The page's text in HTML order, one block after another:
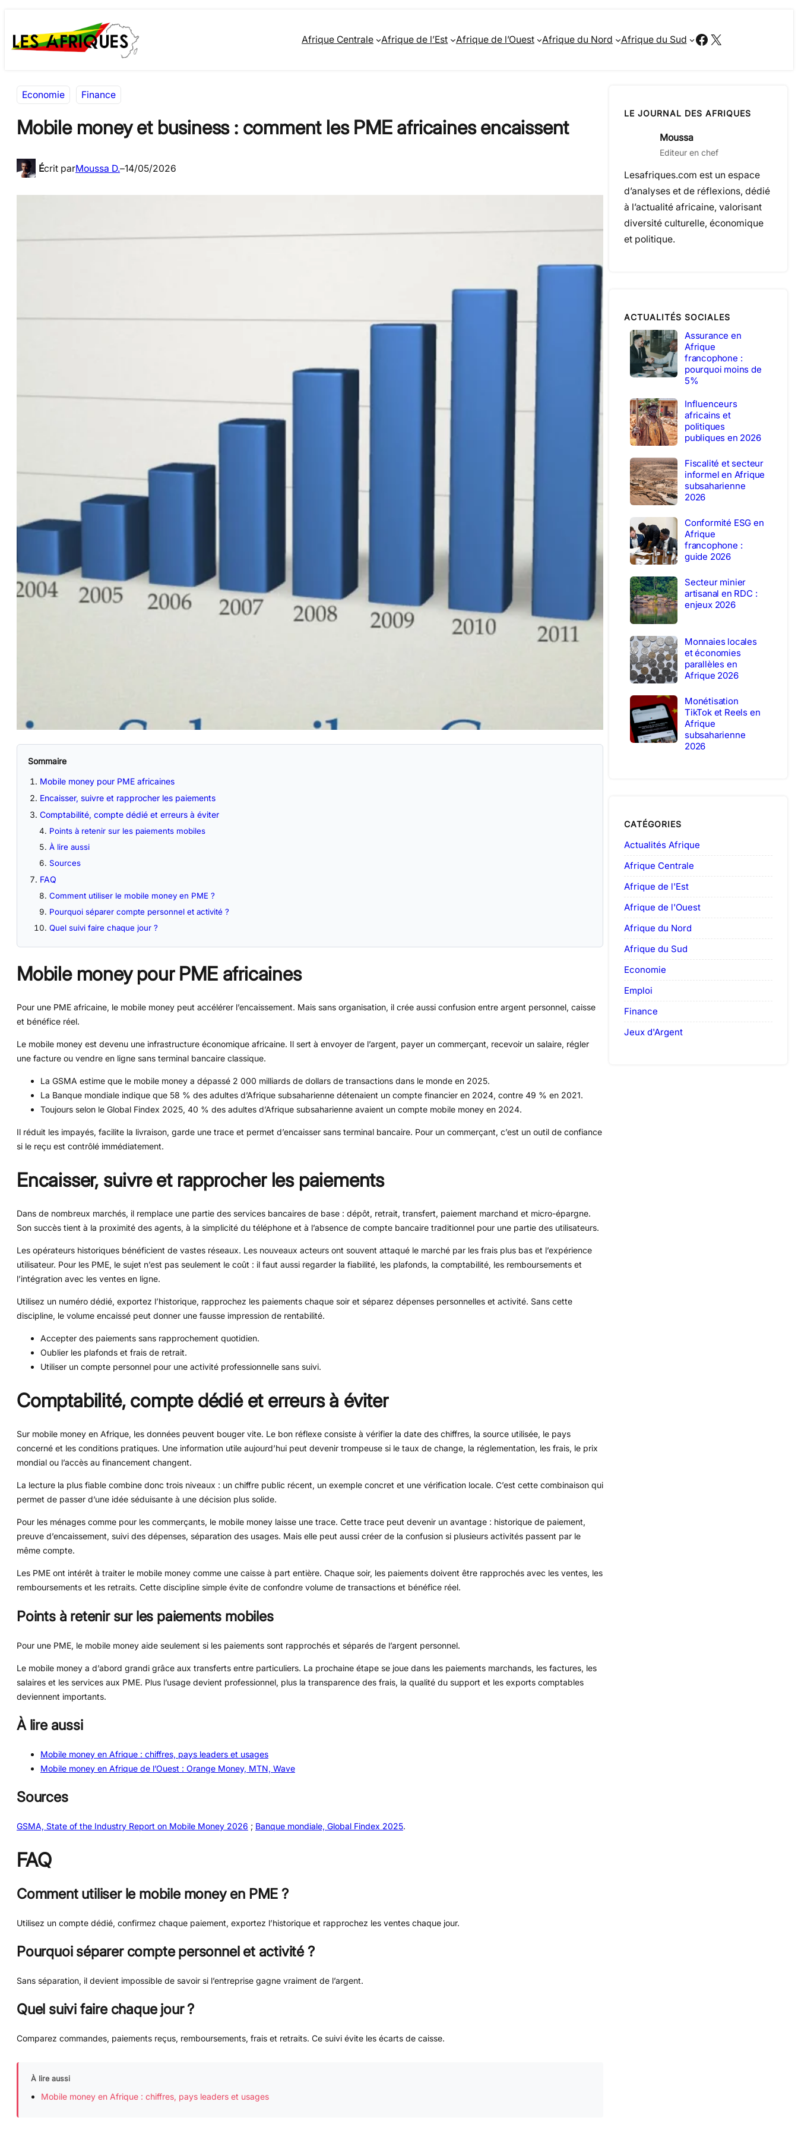
au
contenu
to
content
Afrique Centrale Afrique de l’Est Afrique de l’Ouest Afrique du Nord Afrique du Sud Facebook
X
Economie Finance
Mobile money et business : comment les PME africaines encaissent
Écrit parMoussa D.–14/05/2026
Sommaire
Mobile money pour PME africaines
Encaisser, suivre et rapprocher les paiements
Comptabilité, compte dédié et erreurs à éviter
Points à retenir sur les paiements mobiles
À lire aussi
Sources
FAQ
Comment utiliser le mobile money en PME ?
Pourquoi séparer compte personnel et activité ?
Quel suivi faire chaque jour ?
Mobile money pour PME africaines
Pour une PME africaine, le mobile money peut accélérer l’encaissement. Mais sans organisation, il crée aussi confusion entre argent personnel, caisse
et bénéfice réel.
Le mobile money est devenu une infrastructure économique africaine. Il sert à envoyer de l’argent, payer un commerçant, recevoir un salaire, régler
une facture ou vendre en ligne sans terminal bancaire classique.
La GSMA estime que le mobile money a dépassé 2 000 milliards de dollars de transactions dans le monde en 2025.
La Banque mondiale indique que 58 % des adultes d’Afrique subsaharienne détenaient un compte financier en 2024, contre 49 % en 2021.
Toujours selon le Global Findex 2025, 40 % des adultes d’Afrique subsaharienne avaient un compte mobile money en 2024.
Il réduit les impayés, facilite la livraison, garde une trace et permet d’encaisser sans terminal bancaire. Pour un commerçant, c’est un outil de confiance
si le reçu est contrôlé immédiatement.
Encaisser, suivre et rapprocher les paiements
Dans de nombreux marchés, il remplace une partie des services bancaires de base : dépôt, retrait, transfert, paiement marchand et micro-épargne.
Son succès tient à la proximité des agents, à la simplicité du téléphone et à l’absence de compte bancaire traditionnel pour une partie des utilisateurs.
Les opérateurs historiques bénéficient de vastes réseaux. Les nouveaux acteurs ont souvent attaqué le marché par les frais plus bas et l’expérience
utilisateur. Pour les PME, le sujet n’est pas seulement le coût : il faut aussi regarder la fiabilité, les plafonds, la comptabilité, les remboursements et
l’intégration avec les ventes en ligne.
Utilisez un numéro dédié, exportez l’historique, rapprochez les paiements chaque soir et séparez dépenses personnelles et activité. Sans cette
discipline, le volume encaissé peut donner une fausse impression de rentabilité.
Accepter des paiements sans rapprochement quotidien.
Oublier les plafonds et frais de retrait.
Utiliser un compte personnel pour une activité professionnelle sans suivi.
Comptabilité, compte dédié et erreurs à éviter
Sur mobile money en Afrique, les données peuvent bouger vite. Le bon réflexe consiste à vérifier la date des chiffres, la source utilisée, le pays
concerné et les conditions pratiques. Une information utile aujourd’hui peut devenir trompeuse si le taux de change, la réglementation, les frais, le prix
mondial ou l’accès au financement changent.
La lecture la plus fiable combine donc trois niveaux : un chiffre public récent, un exemple concret et une vérification locale. C’est cette combinaison qui
permet de passer d’une idée séduisante à une décision plus solide.
Pour les ménages comme pour les commerçants, le mobile money laisse une trace. Cette trace peut devenir un avantage : historique de paiement,
preuve d’encaissement, suivi des dépenses, séparation des usages. Mais elle peut aussi créer de la confusion si plusieurs activités passent par le
même compte.
Les PME ont intérêt à traiter le mobile money comme une caisse à part entière. Chaque soir, les paiements doivent être rapprochés avec les ventes, les
remboursements et les retraits. Cette discipline simple évite de confondre volume de transactions et bénéfice réel.
Points à retenir sur les paiements mobiles
Pour une PME, le mobile money aide seulement si les paiements sont rapprochés et séparés de l’argent personnel.
Le mobile money a d’abord grandi grâce aux transferts entre particuliers. La prochaine étape se joue dans les paiements marchands, les factures, les
salaires et les services aux PME. Plus l’usage devient professionnel, plus la transparence des frais, la qualité du support et les exports comptables
deviennent importants.
À lire aussi
Mobile money en Afrique : chiffres, pays leaders et usages
Mobile money en Afrique de l’Ouest : Orange Money, MTN, Wave
Sources
GSMA, State of the Industry Report on Mobile Money 2026 ; Banque mondiale, Global Findex 2025.
FAQ
Comment utiliser le mobile money en PME ?
Utilisez un compte dédié, confirmez chaque paiement, exportez l’historique et rapprochez les ventes chaque jour.
Pourquoi séparer compte personnel et activité ?
Sans séparation, il devient impossible de savoir si l’entreprise gagne vraiment de l’argent.
Quel suivi faire chaque jour ?
Comparez commandes, paiements reçus, remboursements, frais et retraits. Ce suivi évite les écarts de caisse.
À lire aussi
Mobile money en Afrique : chiffres, pays leaders et usages
LE JOURNAL DES AFRIQUES
Moussa
Editeur en chef
Lesafriques.com est un espace
d’analyses et de réflexions, dédié
à l’actualité africaine, valorisant
diversité culturelle, économique
et politique.
ACTUALITÉS SOCIALES
Assurance en
Afrique
francophone :
pourquoi moins de
5%
Influenceurs
africains et
politiques
publiques en 2026
Fiscalité et secteur
informel en Afrique
subsaharienne
2026
Conformité ESG en
Afrique
francophone :
guide 2026
Secteur minier
artisanal en RDC :
enjeux 2026
Monnaies locales
et économies
parallèles en
Afrique 2026
Monétisation
TikTok et Reels en
Afrique
subsaharienne
2026
CATÉGORIES
Actualités Afrique
Afrique Centrale
Afrique de l'Est
Afrique de l'Ouest
Afrique du Nord
Afrique du Sud
Economie
Emploi
Finance
Jeux d'Argent